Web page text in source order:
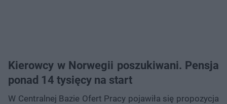
Kierowcy w Norwegii poszukiwani. Pensja
ponad 14 tysięcy na start
W Centralnej Bazie Ofert Pracy pojawiła się propozycja